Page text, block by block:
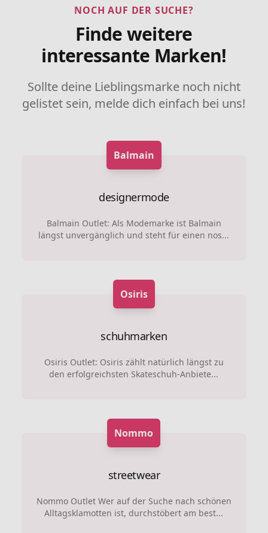
NOCH AUF DER SUCHE?
Finde weitere
interessante Marken!
Sollte deine Lieblingsmarke noch nicht
gelistet sein, melde dich einfach bei uns!
Balmain
designermode
Balmain Outlet: Als Modemarke ist Balmain
längst unvergänglich und steht für einen nos...
Osiris
schuhmarken
Osiris Outlet: Osiris zählt natürlich längst zu
den erfolgreichsten Skateschuh-Anbiete...
Nommo
streetwear
Nommo Outlet Wer auf der Suche nach schönen
Alltagsklamotten ist, durchstöbert am best...